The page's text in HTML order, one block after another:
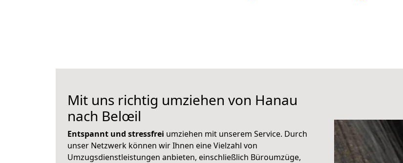
Mit uns richtig umziehen von Hanau
nach Belœil
Entspannt und stressfrei umziehen mit unserem Service. Durch
unser Netzwerk können wir Ihnen eine Vielzahl von
Umzugsdienstleistungen anbieten, einschließlich Büroumzüge,